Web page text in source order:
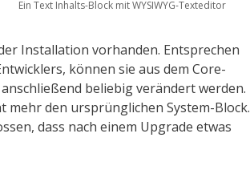
Ein Text Inhalts-Block mit WYSIWYG-Texteditor
Installation vorhanden. Ent­sprechen
können sie aus dem Core-
beliebig verändert werden.
mehr den ursprünglichen System-Block.
dass nach einem Upgrade etwas